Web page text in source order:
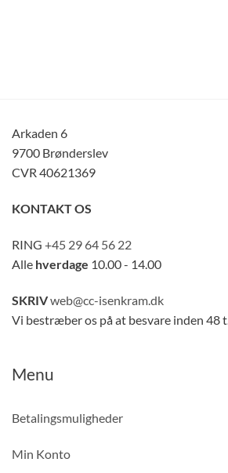
Arkaden 6
9700 Brønderslev
CVR 40621369
KONTAKT OS
RING +45 29 64 56 22
Alle hverdage 10.00 - 14.00
SKRIVweb@cc-isenkram.dk
Vi bestræber os på at besvare inden 48 t.
Menu
Betalingsmuligheder
Min Konto